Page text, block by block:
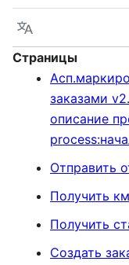
Язык
Страницы
заказами
описание
Отправить
Получить
Получить
Создать